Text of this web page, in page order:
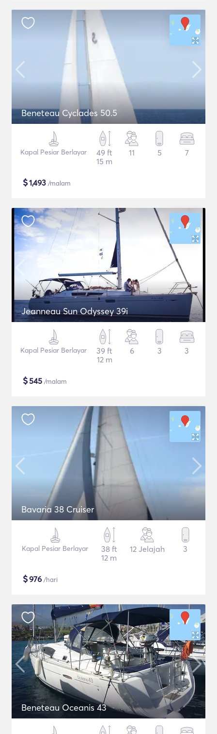
Beneteau Cyclades 50.5
Kapal Pesiar Berlayar
49 ft
15 m
11 5 7
$1,493 /malam
Jeanneau Sun Odyssey 39i
Kapal Pesiar Berlayar
39 ft
12 m
6 3 3
$545 /malam
Bavaria 38 Cruiser
Kapal Pesiar Berlayar
38 ft
12 m
12 Jelajah 3
$976 /hari
Beneteau Oceanis 43